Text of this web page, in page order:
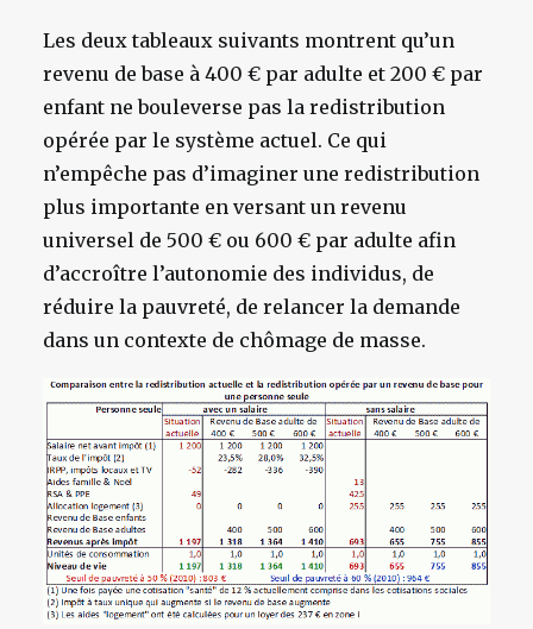
Les deux tableaux suivants montrent qu’un
revenu de base à 400 € par adulte et 200 € par
enfant ne bouleverse pas la redistribution
opérée par le système actuel. Ce qui
n’empêche pas d’imaginer une redistribution
plus importante en versant un revenu
universel de 500 € ou 600 € par adulte afin
d’accroître l’autonomie des individus, de
réduire la pauvreté, de relancer la demande
dans un contexte de chômage de masse.